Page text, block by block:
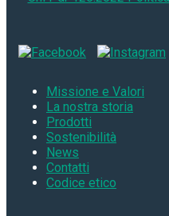
Missione e Valori
La nostra storia
Prodotti
Sostenibilità
News
Contatti
Codice etico